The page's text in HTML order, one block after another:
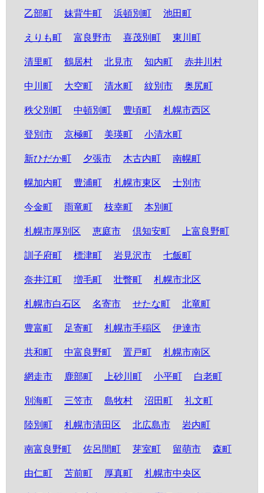
乙部町 妹背牛町 浜頓別町 池田町
えりも町 富良野市 喜茂別町 東川町
清里町 鶴居村 北見市 知内町 赤井川村
中川町 大空町 清水町 紋別市 奥尻町
秩父別町 中頓別町 豊頃町 札幌市西区
登別市 京極町 美瑛町 小清水町
新ひだか町 夕張市 木古内町 南幌町
幌加内町 豊浦町 札幌市東区 士別市
今金町 雨竜町 枝幸町 本別町
札幌市厚別区 恵庭市 倶知安町 上富良野町
訓子府町 標津町 岩見沢市 七飯町
奈井江町 増毛町 壮瞥町 札幌市北区
札幌市白石区 名寄市 せたな町 北竜町
豊富町 足寄町 札幌市手稲区 伊達市
共和町 中富良野町 置戸町 札幌市南区
網走市 鹿部町 上砂川町 小平町 白老町
別海町 三笠市 島牧村 沼田町 礼文町
陸別町 札幌市清田区 北広島市 岩内町
南富良野町 佐呂間町 芽室町 留萌市 森町
由仁町 苫前町 厚真町 札幌市中央区